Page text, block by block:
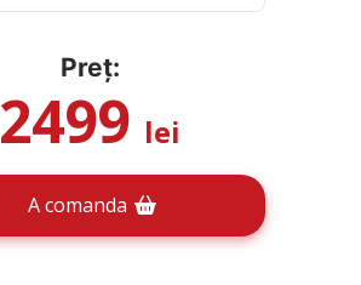
Preț:
2499 lei
A comanda